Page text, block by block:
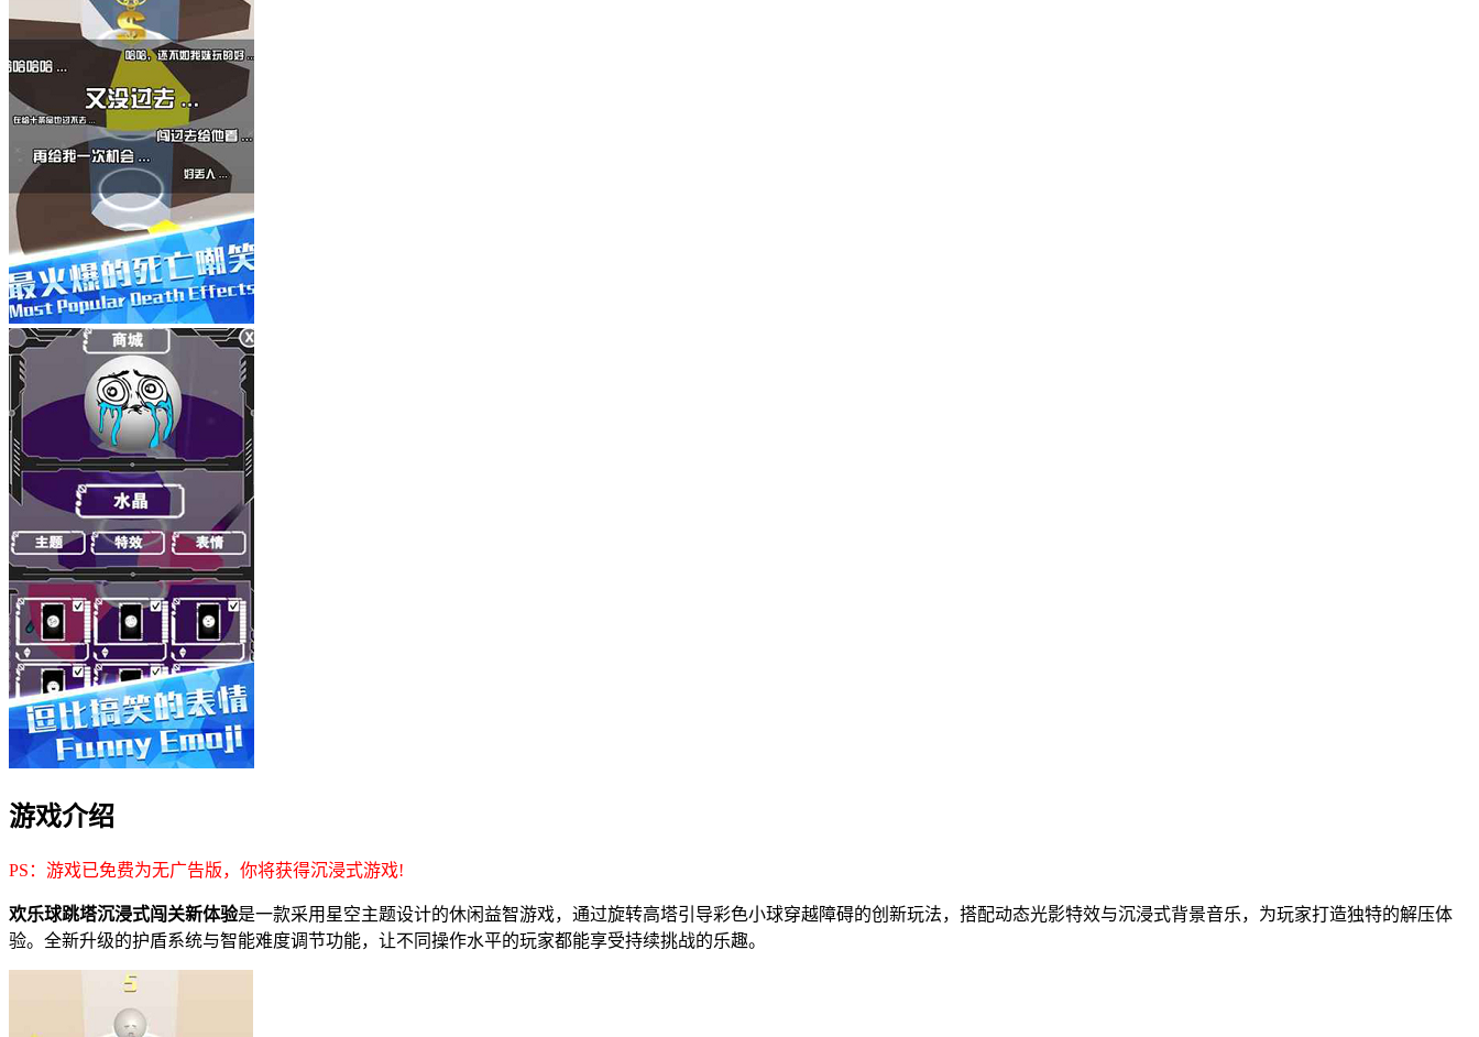
游戏介绍
PS：游戏已免费为无广告版，你将获得沉浸式游戏!
欢乐球跳塔沉浸式闯关新体验是一款采用星空主题设计的休闲益智游戏，通过旋转高塔引导彩色小球穿越障碍的创新玩法，搭配动态光影特效与沉浸式背景音乐，为玩家打造独特的解压体
验。全新升级的护盾系统与智能难度调节功能，让不同操作水平的玩家都能享受持续挑战的乐趣。